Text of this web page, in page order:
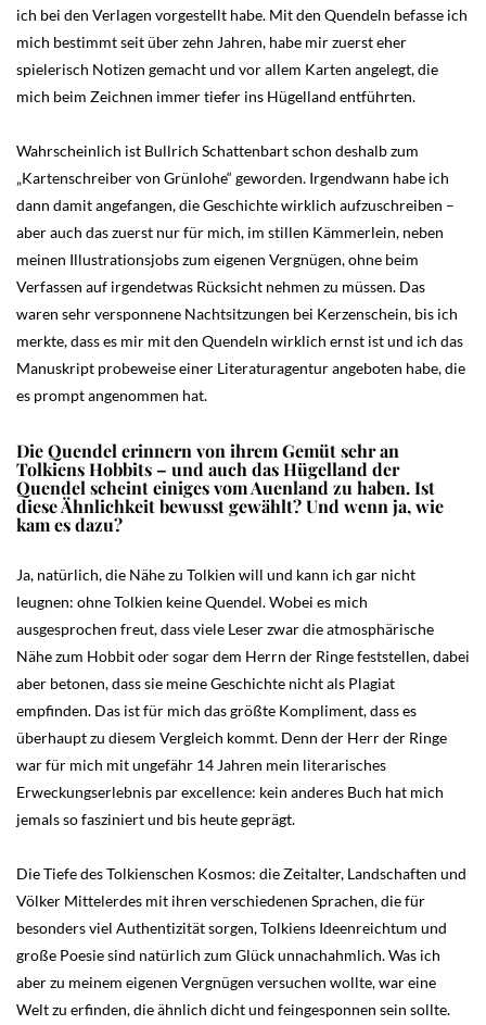
ich bei den Verlagen vorgestellt habe. Mit den Quendeln befasse ich
mich bestimmt seit über zehn Jahren, habe mir zuerst eher
spielerisch Notizen gemacht und vor allem Karten angelegt, die
mich beim Zeichnen immer tiefer ins Hügelland entführten.
Wahrscheinlich ist Bullrich Schattenbart schon deshalb zum
„Kartenschreiber von Grünlohe“ geworden. Irgendwann habe ich
dann damit angefangen, die Geschichte wirklich aufzuschreiben –
aber auch das zuerst nur für mich, im stillen Kämmerlein, neben
meinen Illustrationsjobs zum eigenen Vergnügen, ohne beim
Verfassen auf irgendetwas Rücksicht nehmen zu müssen. Das
waren sehr versponnene Nachtsitzungen bei Kerzenschein, bis ich
merkte, dass es mir mit den Quendeln wirklich ernst ist und ich das
Manuskript probeweise einer Literaturagentur angeboten habe, die
es prompt angenommen hat.
Die Quendel erinnern von ihrem Gemüt sehr an
Tolkiens Hobbits – und auch das Hügelland der
Quendel scheint einiges vom Auenland zu haben. Ist
diese Ähnlichkeit bewusst gewählt? Und wenn ja, wie
kam es dazu?
Ja, natürlich, die Nähe zu Tolkien will und kann ich gar nicht
leugnen: ohne Tolkien keine Quendel. Wobei es mich
ausgesprochen freut, dass viele Leser zwar die atmosphärische
Nähe zum Hobbit oder sogar dem Herrn der Ringe feststellen, dabei
aber betonen, dass sie meine Geschichte nicht als Plagiat
empfinden. Das ist für mich das größte Kompliment, dass es
überhaupt zu diesem Vergleich kommt. Denn der Herr der Ringe
war für mich mit ungefähr 14 Jahren mein literarisches
Erweckungserlebnis par excellence: kein anderes Buch hat mich
jemals so fasziniert und bis heute geprägt.
Die Tiefe des Tolkienschen Kosmos: die Zeitalter, Landschaften und
Völker Mittelerdes mit ihren verschiedenen Sprachen, die für
besonders viel Authentizität sorgen, Tolkiens Ideenreichtum und
große Poesie sind natürlich zum Glück unnachahmlich. Was ich
aber zu meinem eigenen Vergnügen versuchen wollte, war eine
Welt zu erfinden, die ähnlich dicht und feingesponnen sein sollte.